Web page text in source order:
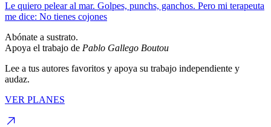
Le quiero pelear al mar. Golpes, punchs, ganchos. Pero mi terapeuta
me dice: No tienes cojones
Abónate a sustrato.
Apoya el trabajo de Pablo Gallego Boutou
Lee a tus autores favoritos y apoya su trabajo independiente y
audaz.
VER PLANES